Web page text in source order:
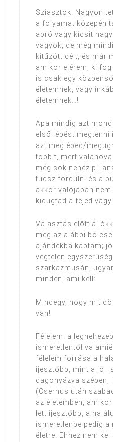
Sziasztok! Nagyon
a folyamat közepén
apró vagy kicsit
vagyok, de még
kitűzött célt, és már
amikor elérem, ki
is csak egy
életemnek, vagy
életemnek…!
Apa mindig azt
első lépést megtenni
azt megléped/
többit, mert
még sok nehéz
tudsz fordulni és a
akkor valójában
kidugtad a fejed
Választás előtt
meg az alábbi
ajándékba kaptam;
végtelen
szarkazmusán,
minden, ami kell:
Mindegy, hogy mit
van!
Félelem: a
ismeretlentől
félelem forrása a
ijesztőbb, mint a jól
dagonyázva
(Csernus után
az életemben,
lett ijesztőbb, a
ismeretlenbe pedig a
életre. Ehhez nem